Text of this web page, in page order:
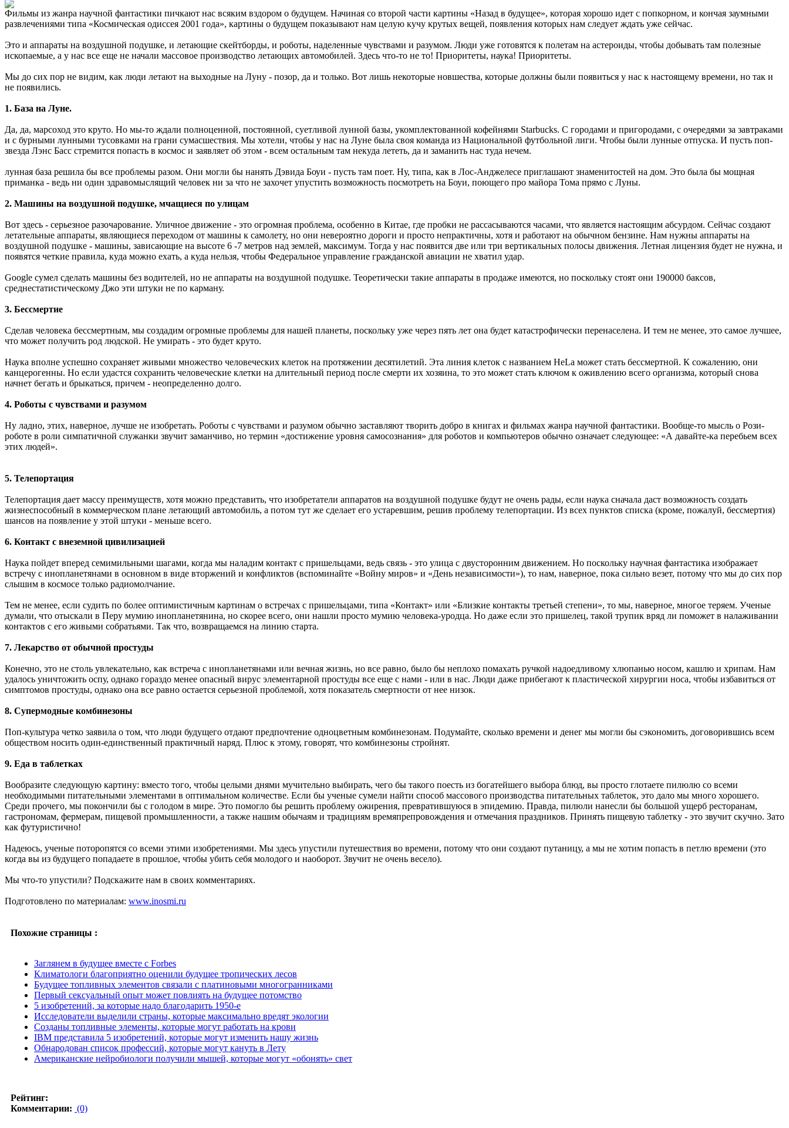
Фильмы из жанра научной фантастики пичкают нас всяким вздором о будущем. Начиная со второй части картины «Назад в будущее», которая хорошо идет с попкорном, и кончая заумными
развлечениями типа «Космическая одиссея 2001 года», картины о будущем показывают нам целую кучу крутых вещей, появления которых нам следует ждать уже сейчас.
Это и аппараты на воздушной подушке, и летающие скейтборды, и роботы, наделенные чувствами и разумом. Люди уже готовятся к полетам на астероиды, чтобы добывать там полезные
ископаемые, а у нас все еще не начали массовое производство летающих автомобилей. Здесь что-то не то! Приоритеты, наука! Приоритеты.
Мы до сих пор не видим, как люди летают на выходные на Луну - позор, да и только. Вот лишь некоторые новшества, которые должны были появиться у нас к настоящему времени, но так и
не появились.
1. База на Луне.
Да, да, марсоход это круто. Но мы-то ждали полноценной, постоянной, суетливой лунной базы, укомплектованной кофейнями Starbucks. С городами и пригородами, с очередями за завтраками
и с бурными лунными тусовками на грани сумасшествия. Мы хотели, чтобы у нас на Луне была своя команда из Национальной футбольной лиги. Чтобы были лунные отпуска. И пусть поп-
звезда Лэнс Басс стремится попасть в космос и заявляет об этом - всем остальным там некуда лететь, да и заманить нас туда нечем.
лунная база решила бы все проблемы разом. Они могли бы нанять Дэвида Боуи - пусть там поет. Ну, типа, как в Лос-Анджелесе приглашают знаменитостей на дом. Это была бы мощная
приманка - ведь ни один здравомыслящий человек ни за что не захочет упустить возможность посмотреть на Боуи, поющего про майора Тома прямо с Луны.
2. Машины на воздушной подушке, мчащиеся по улицам
Вот здесь - серьезное разочарование. Уличное движение - это огромная проблема, особенно в Китае, где пробки не рассасываются часами, что является настоящим абсурдом. Сейчас создают
летательные аппараты, являющиеся переходом от машины к самолету, но они невероятно дороги и просто непрактичны, хотя и работают на обычном бензине. Нам нужны аппараты на
воздушной подушке - машины, зависающие на высоте 6 -7 метров над землей, максимум. Тогда у нас появится две или три вертикальных полосы движения. Летная лицензия будет не нужна, и
появятся четкие правила, куда можно ехать, а куда нельзя, чтобы Федеральное управление гражданской авиации не хватил удар.
Google сумел сделать машины без водителей, но не аппараты на воздушной подушке. Теоретически такие аппараты в продаже имеются, но поскольку стоят они 190000 баксов,
среднестатистическому Джо эти штуки не по карману.
3. Бессмертие
Сделав человека бессмертным, мы создадим огромные проблемы для нашей планеты, поскольку уже через пять лет она будет катастрофически перенаселена. И тем не менее, это самое лучшее,
что может получить род людской. Не умирать - это будет круто.
Наука вполне успешно сохраняет живыми множество человеческих клеток на протяжении десятилетий. Эта линия клеток с названием HeLa может стать бессмертной. К сожалению, они
канцерогенны. Но если удастся сохранить человеческие клетки на длительный период после смерти их хозяина, то это может стать ключом к оживлению всего организма, который снова
начнет бегать и брыкаться, причем - неопределенно долго.
4. Роботы с чувствами и разумом
Ну ладно, этих, наверное, лучше не изобретать. Роботы с чувствами и разумом обычно заставляют творить добро в книгах и фильмах жанра научной фантастики. Вообще-то мысль о Рози-
роботе в роли симпатичной служанки звучит заманчиво, но термин «достижение уровня самосознания» для роботов и компьютеров обычно означает следующее: «А давайте-ка перебьем всех
этих людей».
5. Телепортация
Телепортация дает массу преимуществ, хотя можно представить, что изобретатели аппаратов на воздушной подушке будут не очень рады, если наука сначала даст возможность создать
жизнеспособный в коммерческом плане летающий автомобиль, а потом тут же сделает его устаревшим, решив проблему телепортации. Из всех пунктов списка (кроме, пожалуй, бессмертия)
шансов на появление у этой штуки - меньше всего.
6. Контакт с внеземной цивилизацией
Наука пойдет вперед семимильными шагами, когда мы наладим контакт с пришельцами, ведь связь - это улица с двусторонним движением. Но поскольку научная фантастика изображает
встречу с инопланетянами в основном в виде вторжений и конфликтов (вспоминайте «Войну миров» и «День независимости»), то нам, наверное, пока сильно везет, потому что мы до сих пор
слышим в космосе только радиомолчание.
Тем не менее, если судить по более оптимистичным картинам о встречах с пришельцами, типа «Контакт» или «Близкие контакты третьей степени», то мы, наверное, многое теряем. Ученые
думали, что отыскали в Перу мумию инопланетянина, но скорее всего, они нашли просто мумию человека-уродца. Но даже если это пришелец, такой трупик вряд ли поможет в налаживании
контактов с его живыми собратьями. Так что, возвращаемся на линию старта.
7. Лекарство от обычной простуды
Конечно, это не столь увлекательно, как встреча с инопланетянами или вечная жизнь, но все равно, было бы неплохо помахать ручкой надоедливому хлюпанью носом, кашлю и хрипам. Нам
удалось уничтожить оспу, однако гораздо менее опасный вирус элементарной простуды все еще с нами - или в нас. Люди даже прибегают к пластической хирургии носа, чтобы избавиться от
симптомов простуды, однако она все равно остается серьезной проблемой, хотя показатель смертности от нее низок.
8. Супермодные комбинезоны
Поп-культура четко заявила о том, что люди будущего отдают предпочтение одноцветным комбинезонам. Подумайте, сколько времени и денег мы могли бы сэкономить, договорившись всем
обществом носить один-единственный практичный наряд. Плюс к этому, говорят, что комбинезоны стройнят.
9. Еда в таблетках
Вообразите следующую картину: вместо того, чтобы целыми днями мучительно выбирать, чего бы такого поесть из богатейшего выбора блюд, вы просто глотаете пилюлю со всеми
необходимыми питательными элементами в оптимальном количестве. Если бы ученые сумели найти способ массового производства питательных таблеток, это дало мы много хорошего.
Среди прочего, мы покончили бы с голодом в мире. Это помогло бы решить проблему ожирения, превратившуюся в эпидемию. Правда, пилюли нанесли бы большой ущерб ресторанам,
гастрономам, фермерам, пищевой промышленности, а также нашим обычаям и традициям времяпрепровождения и отмечания праздников. Принять пищевую таблетку - это звучит скучно. Зато
как футуристично!
Надеюсь, ученые поторопятся со всеми этими изобретениями. Мы здесь упустили путешествия во времени, потому что они создают путаницу, а мы не хотим попасть в петлю времени (это
когда вы из будущего попадаете в прошлое, чтобы убить себя молодого и наоборот. Звучит не очень весело).
Мы что-то упустили? Подскажите нам в своих комментариях.
Подготовлено по материалам: www.inosmi.ru
Похожие страницы :
Заглянем в будущее вместе с Forbes
Климатологи благоприятно оценили будущее тропических лесов
Будущее топливных элементов связали с платиновыми многогранниками
Первый сексуальный опыт может повлиять на будущее потомство
5 изобретений, за которые надо благодарить 1950-е
Исследователи выделили страны, которые максимально вредят экологии
Созданы топливные элементы, которые могут работать на крови
IBM представила 5 изобретений, которые могут изменить нашу жизнь
Обнародован список профессий, которые могут кануть в Лету
Американские нейробиологи получили мышей, которые могут «обонять» свет
Рейтинг:
Комментарии: (0)